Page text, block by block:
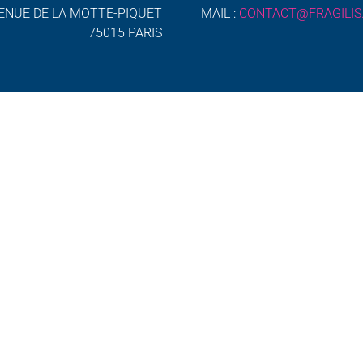
DE LA MOTTE-PIQUET
75015 PARIS
MAIL :